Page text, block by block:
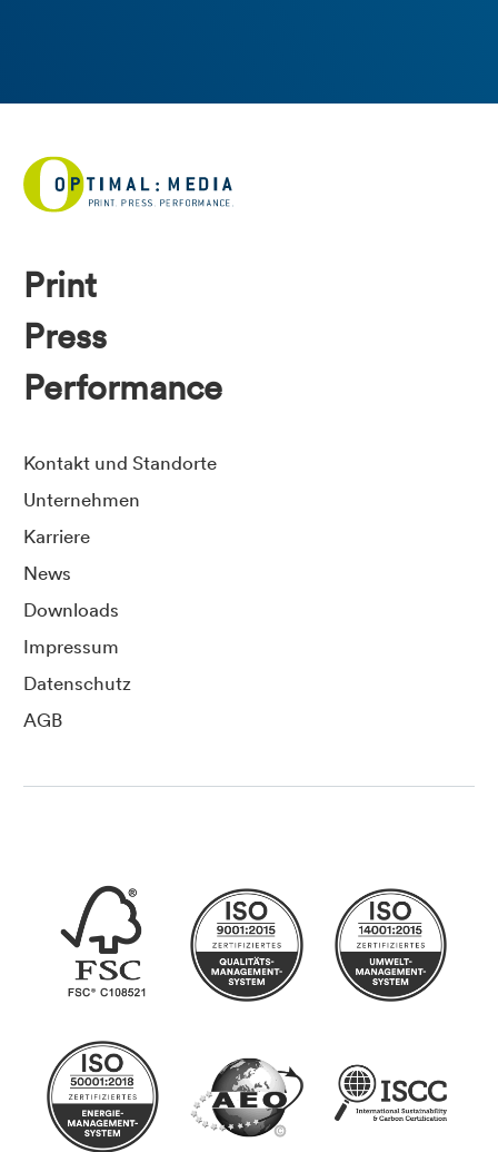
Print
Press
Performance
Kontakt und Standorte
Unternehmen
Karriere
News
Downloads
Impressum
Datenschutz
AGB